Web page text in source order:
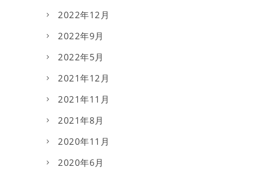
2022年12月
2022年9月
2022年5月
2021年12月
2021年11月
2021年8月
2020年11月
2020年6月